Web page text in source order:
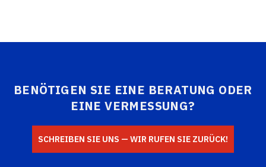
BENÖTIGEN SIE EINE BERATUNG ODER
EINE VERMESSUNG?
SCHREIBEN SIE UNS — WIR RUFEN SIE ZURÜCK!